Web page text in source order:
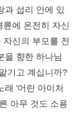
과 섭리 안에 있
에 온전히 자신
신의 부모를 전
을 향한 하나님
기고 계십니까?
래 '어린 아이처
아무 것도 소용